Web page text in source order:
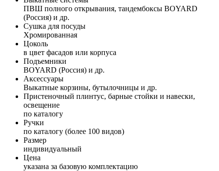
ПВШ полного открывания, тандембоксы BOYARD
(Россия) и др.
Сушка для посуды
Хромированная
Цоколь
в цвет фасадов или корпуса
Подъемники
BOYARD (Россия) и др.
Аксессуары
Выкатные корзины, бутылочницы и др.
Пристеночный плинтус, барные стойки и навески,
освещение
по каталогу
Ручки
по каталогу (более 100 видов)
Размер
индивидуальный
Цена
указана за базовую комплектацию